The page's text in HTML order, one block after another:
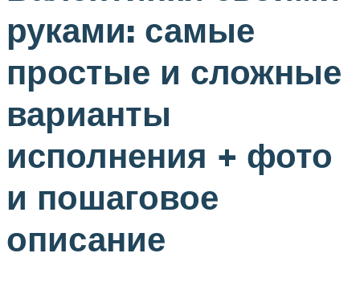
руками: самые
простые и сложные
варианты
исполнения + фото
и пошаговое
описание